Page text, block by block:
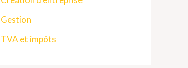
e
r
Gestion
TVA et impôts